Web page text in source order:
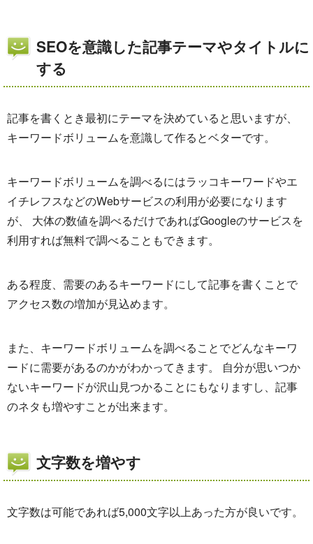
SEOを意識した記事テーマやタイトルに
する
記事を書くとき最初にテーマを決めていると思いますが、
キーワードボリュームを意識して作るとベターです。
キーワードボリュームを調べるにはラッコキーワードやエ
イチレフスなどのWebサービスの利用が必要になります
が、 大体の数値を調べるだけであればGoogleのサービスを
利用すれば無料で調べることもできます。
ある程度、需要のあるキーワードにして記事を書くことで
アクセス数の増加が見込めます。
また、キーワードボリュームを調べることでどんなキーワ
ードに需要があるのかがわかってきます。 自分が思いつか
ないキーワードが沢山見つかることにもなりますし、記事
のネタも増やすことが出来ます。
文字数を増やす
文字数は可能であれば5,000文字以上あった方が良いです。